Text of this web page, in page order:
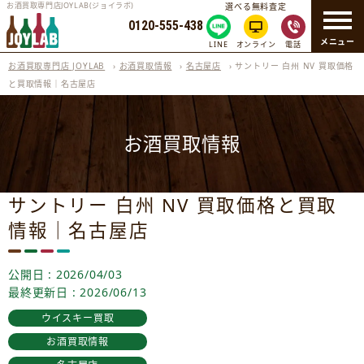
メニュー
お酒買取専門店JOYLAB(ジョイラボ)
0120-555-438
選べる無料査定
LINE オンライン 電話
お酒買取専門店 JOYLAB › お酒買取情報 › 名古屋店 ›サントリー 白州 NV 買取価格
と買取情報｜名古屋店
お酒買取情報
サントリー 白州 NV 買取価格と買取
情報｜名古屋店
公開日 : 2026/04/03
最終更新日 : 2026/06/13
ウイスキー買取
お酒買取情報